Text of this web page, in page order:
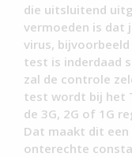
die uitsluitend
vermoeden is dat
virus,
test is inderdaad
zal de controle
test wordt bij het
de 3G, 2G of 1G
Dat maakt dit
onterechte